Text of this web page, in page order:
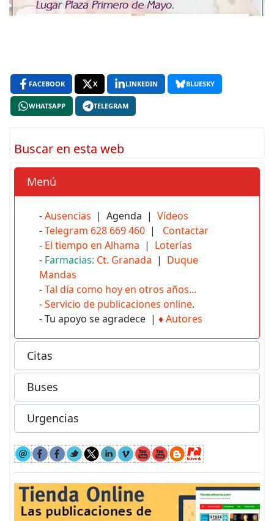
FACEBOOK X LINKEDIN BLUESKY
WHATSAPP TELEGRAM
Buscar en esta web
Menú
-Ausencias | Agenda | Vídeos
-Telegram 628 669 460 | Contactar
- El tiempo en Alhama | Loterías
- Farmacias: Ct. Granada | Duque
Mandas
-Tal día como hoy en otros años...
-Servicio de publicaciones online.
- Tu apoyo se agradece | ♦Autores
Citas
Buses
Urgencias